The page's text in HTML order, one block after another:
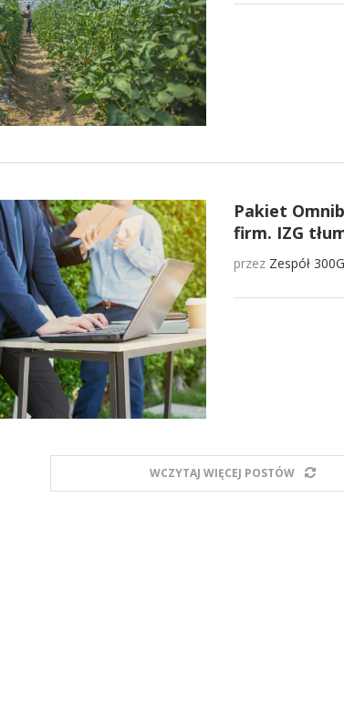
Pakiet
firm. IZG
przez Zespół
WCZYTAJ WIĘCEJ POSTÓW